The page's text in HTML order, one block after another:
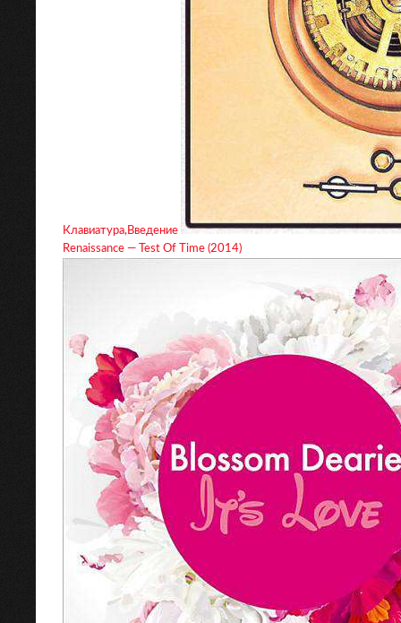
Клавиатура,Введение
Renaissance — Test Of Time (2014)